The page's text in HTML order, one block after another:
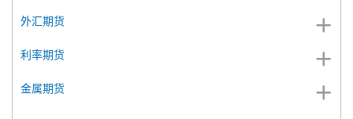
外汇期货
利率期货
金属期货